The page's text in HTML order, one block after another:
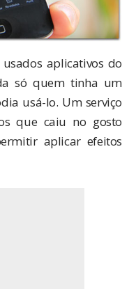
aplicativos do
só quem tinha um
usá-lo. Um serviço
que caiu no gosto
aplicar efeitos